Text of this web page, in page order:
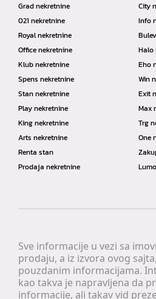
Sve informacije u vezi sa
prodaju, a iz izvora ovog
pouzdanim informacijama.
kao takva je napravljena da
informacije, ali takav vid
Grad nekretnine
City
021 nekretnine
Info
Royal nekretnine
Office nekretnine
Halo
Klub nekretnine
Eho
Spens nekretnine
Win
Stan nekretnine
Exit
Play nekretnine
Max
King nekretnine
Trg
Arts nekretnine
One
Renta stan
Prodaja nekretnine